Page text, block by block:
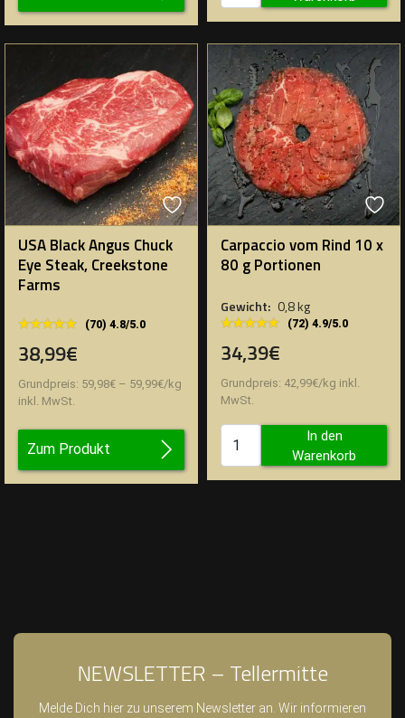
USA Black Angus Chuck
Eye Steak, Creekstone
Farms
★★★★★
★★★★★ (70) 4.8/5.0
38,99€
Grundpreis: 59,98€ – 59,99€/kg
inkl. MwSt.
Zum Produkt
Carpaccio vom Rind 10 x
80 g Portionen
Gewicht: 0,8 kg
★★★★★
★★★★★ (72) 4.9/5.0
34,39€
Grundpreis: 42,99€/kg inkl.
MwSt.
In den
Warenkorb
NEWSLETTER – Tellermitte
Melde Dich hier zu unserem Newsletter an. Wir informieren